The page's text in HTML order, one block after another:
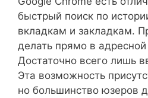
быстрый поиск по
вкладкам и закладкам.
делать прямо в адресной
Достаточно всего лишь
Эта возможность
но большинство юзеров